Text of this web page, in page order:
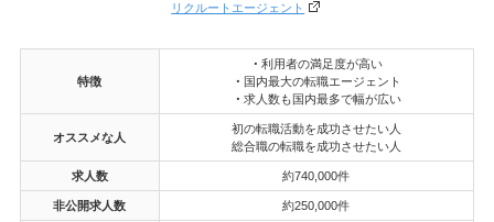
リクルートエージェント
特徴
・利用者の満足度が高い
・ 国内最大の転職エージェント
・ 求人数も国内最多で幅が広い
オススメな人
初の転職活動を成功させたい人
総合職の転職を成功させたい人
求人数 約740,000件
非公開求人数 約250,000件